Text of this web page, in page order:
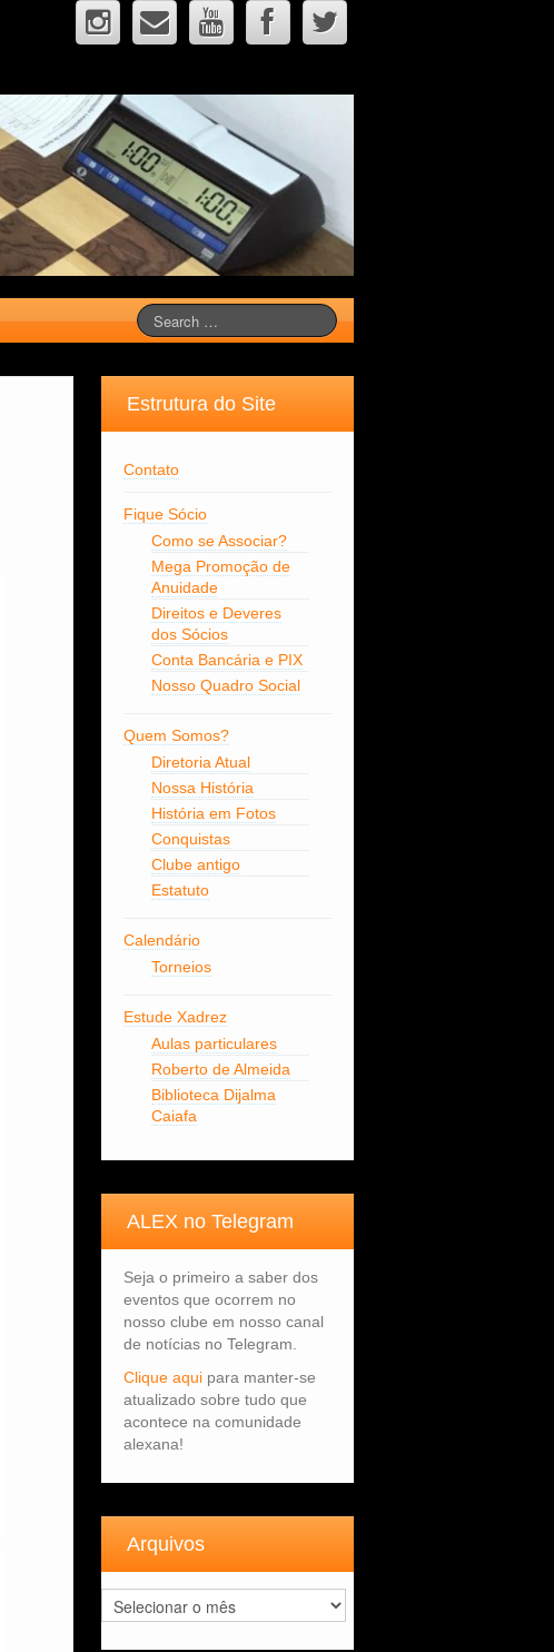
Estrutura do Site
Contato
Fique Sócio
Como se Associar?
Mega Promoção de
Anuidade
Direitos e Deveres
dos Sócios
Conta Bancária e PIX
Nosso Quadro Social
Quem Somos?
Diretoria Atual
Nossa História
História em Fotos
Conquistas
Clube antigo
Estatuto
Calendário
Torneios
Estude Xadrez
Aulas particulares
Roberto de Almeida
Biblioteca Dijalma
Caiafa
ALEX no Telegram
Seja o primeiro a saber dos
eventos que ocorrem no
nosso clube em nosso canal
de notícias no Telegram.
Clique aquipara manter-se
atualizado sobre tudo que
acontece na comunidade
alexana!
Arquivos
Arquivos